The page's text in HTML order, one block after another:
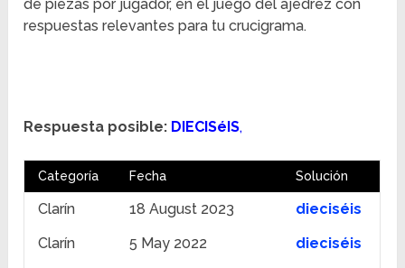
de piezas por jugador, en el juego del ajedrez con
respuestas relevantes para tu crucigrama.
Respuesta posible: DIECISéIS,
Categoría Fecha Solución
Clarín 18 August 2023
dieciséis
Clarín
5 May 2022
dieciséis